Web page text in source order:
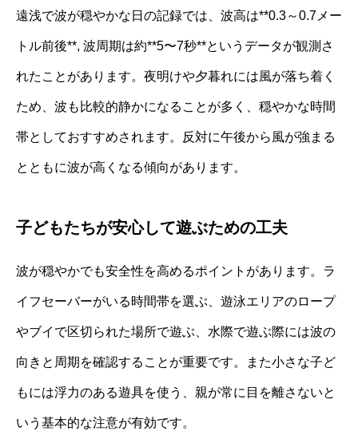
遠浅で波が穏やかな日の記録では、波高は**0.3～0.7メー
トル前後**, 波周期は約**5〜7秒**というデータが観測さ
れたことがあります。夜明けや夕暮れには風が落ち着く
ため、波も比較的静かになることが多く、穏やかな時間
帯としておすすめされます。反対に午後から風が強まる
とともに波が高くなる傾向があります。
子どもたちが安心して遊ぶための工夫
波が穏やかでも安全性を高めるポイントがあります。ラ
イフセーバーがいる時間帯を選ぶ、遊泳エリアのロープ
やブイで区切られた場所で遊ぶ、水際で遊ぶ際には波の
向きと周期を確認することが重要です。また小さな子ど
もには浮力のある遊具を使う、親が常に目を離さないと
いう基本的な注意が有効です。